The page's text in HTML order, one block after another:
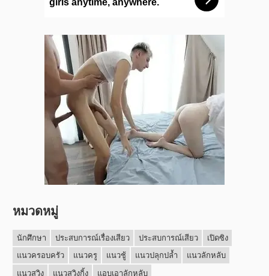
หมวดหมู่
นักศึกษา ประสบการณ์เรื่องเสียว ประสบการณ์เสียว
เปิดซิง
แนวครอบครัว
แนวครู แนวชู้ แนวปลุกปล้ำ
แนวลักหลับ
แนวสวิง
แนวสวิงกิ้ง แอบเอาลักหลับ